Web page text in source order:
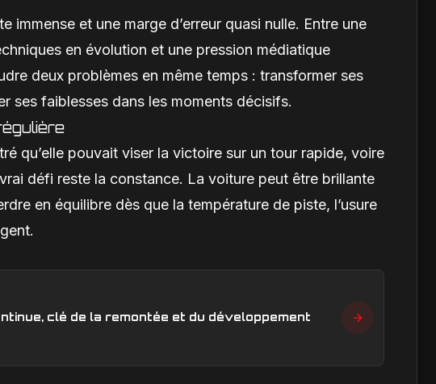
immense et une marge d’erreur quasi nulle. Entre une
en évolution et une pression médiatique
deux problèmes en même temps : transformer ses
ses faiblesses dans les moments décisifs.
qu’elle pouvait viser la victoire sur un tour rapide, voire
défi reste la constance. La voiture peut être brillante
en équilibre dès que la température de piste, l’usure
clé de la remontée et du développement